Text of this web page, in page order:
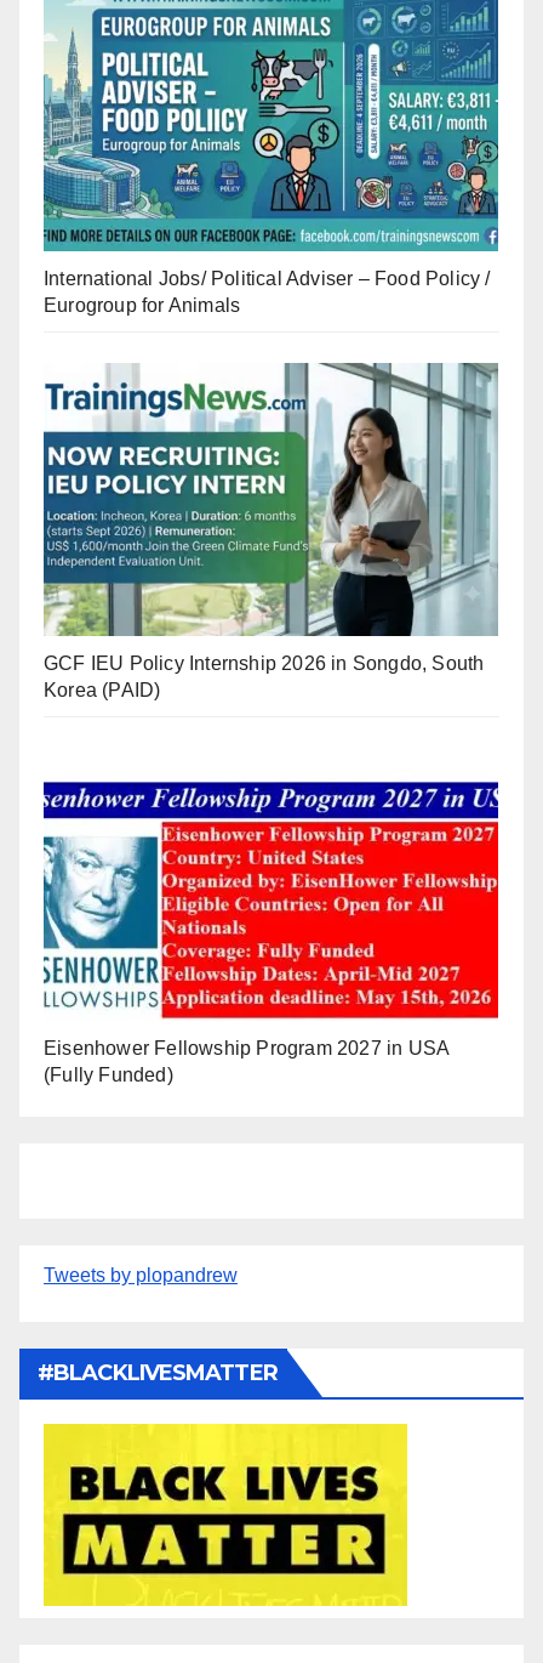
International Jobs/ Political Adviser – Food Policy /
Eurogroup for Animals
GCF IEU Policy Internship 2026 in Songdo, South
Korea (PAID)
Eisenhower Fellowship Program 2027 in USA
(Fully Funded)
Tweets by plopandrew
#BLACKLIVESMATTER